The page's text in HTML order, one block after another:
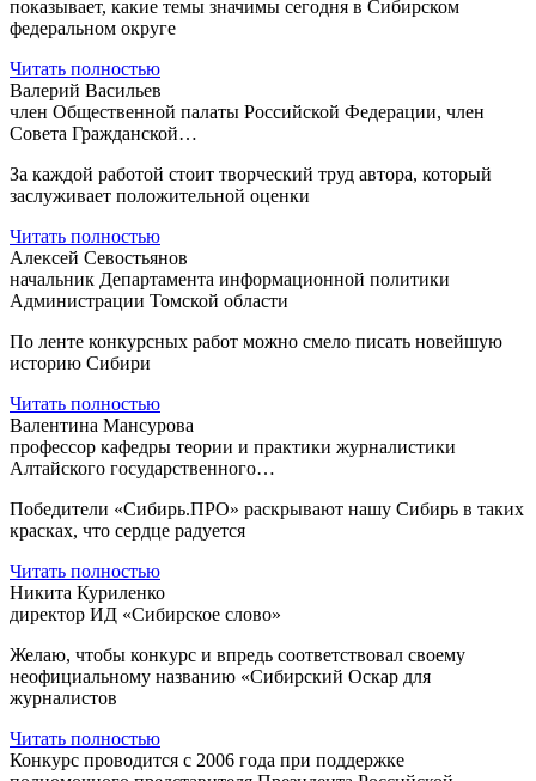
показывает, какие темы значимы сегодня в Сибирском
федеральном округе
Читать полностью
Валерий Васильев
член Общественной палаты Российской Федерации, член
Совета Гражданской…
За каждой работой стоит творческий труд автора, который
заслуживает положительной оценки
Читать полностью
Алексей Севостьянов
начальник Департамента информационной политики
Администрации Томской области
По ленте конкурсных работ можно смело писать новейшую
историю Сибири
Читать полностью
Валентина Мансурова
профессор кафедры теории и практики журналистики
Алтайского государственного…
Победители «Сибирь.ПРО» раскрывают нашу Сибирь в таких
красках, что сердце радуется
Читать полностью
Никита Куриленко
директор ИД «Сибирское слово»
Желаю, чтобы конкурс и впредь соответствовал своему
неофициальному названию «Сибирский Оскар для
журналистов
Читать полностью
Конкурс проводится с 2006 года при поддержке